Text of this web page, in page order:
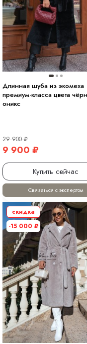
Длинная шуба из экомеха
премиум-класса цвета
оникс
29 900₽
9 900 ₽
Купить сейчас
Связаться с экспертом
скидка
-15 000 ₽